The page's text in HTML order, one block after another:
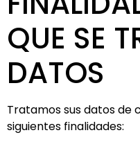
QUE SE
DATOS
Tratamos sus datos
siguientes finalidades: